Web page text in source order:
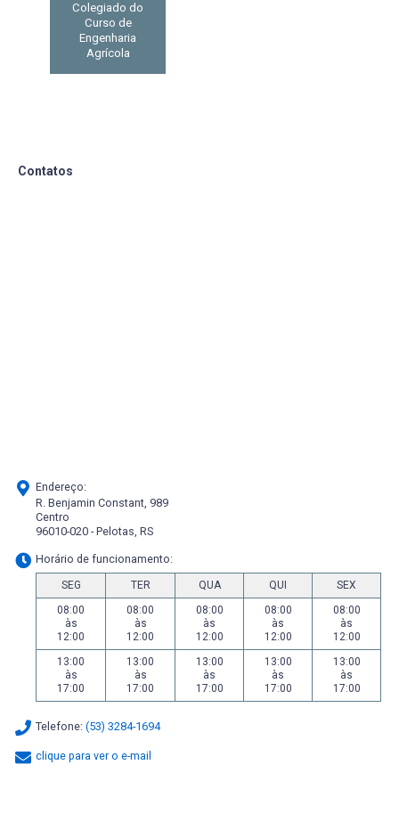
Colegiado do
Curso de
Engenharia
Agrícola
Contatos
Endereço:
R. Benjamin Constant, 989
Centro
96010-020 - Pelotas, RS
Horário de funcionamento:
SEG TER QUA QUI
SEX
08:00
às
12:00
08:00
às
12:00
08:00
às
12:00
08:00
às
12:00
08:00
às
12:00
13:00
às
17:00
13:00
às
17:00
13:00
às
17:00
13:00
às
17:00
13:00
às
17:00
Telefone: (53) 3284-1694
clique para ver o e-mail